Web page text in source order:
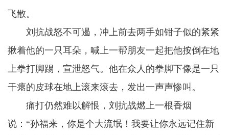
飞散。
刘抗战怒不可遏，冲上前去两手如钳子似的紧紧
揪着他的一只耳朵，喊上一帮朋友一起把他按倒在地
上拳打脚踢，宣泄怒气。他在众人的拳脚下像是一只
干瘪的皮球在地上滚来滚去，发出一声声惨叫。
痛打仍然难以解恨，刘抗战燃上一根香烟
说：“孙福来，你是个大流氓！我要让你永远记住新